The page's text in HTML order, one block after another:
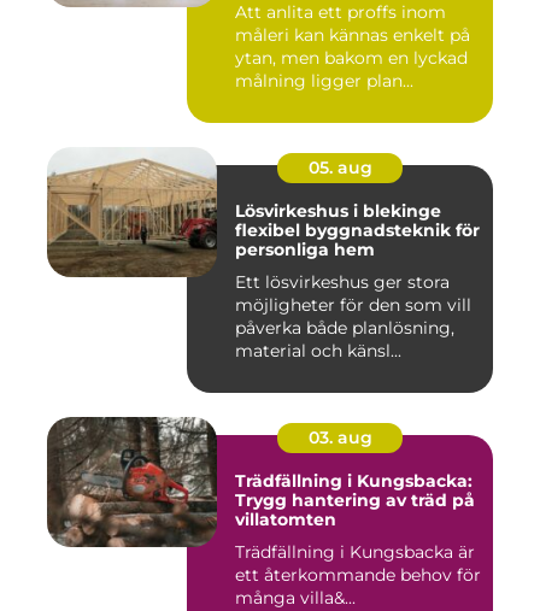
Att anlita ett proffs inom
måleri kan kännas enkelt på
ytan, men bakom en lyckad
målning ligger plan...
05. aug
Lösvirkeshus i blekinge
flexibel byggnadsteknik för
personliga hem
Ett lösvirkeshus ger stora
möjligheter för den som vill
påverka både planlösning,
material och känsl...
03. aug
Trädfällning i Kungsbacka:
Trygg hantering av träd på
villatomten
Trädfällning i Kungsbacka är
ett återkommande behov för
många villa&...